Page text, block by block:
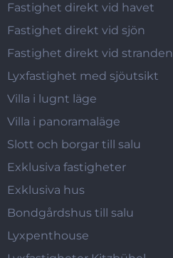
Fastighet direkt vid havet
Fastighet direkt vid sjön
Fastighet direkt vid stranden
Lyxfastighet med sjöutsikt
Villa i lugnt läge
Villa i panoramaläge
Slott och borgar till salu
Exklusiva fastigheter
Exklusiva hus
Bondgårdshus till salu
Lyxpenthouse